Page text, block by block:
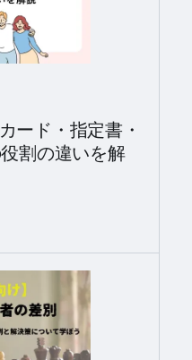
ード・指定書・
割の違いを解